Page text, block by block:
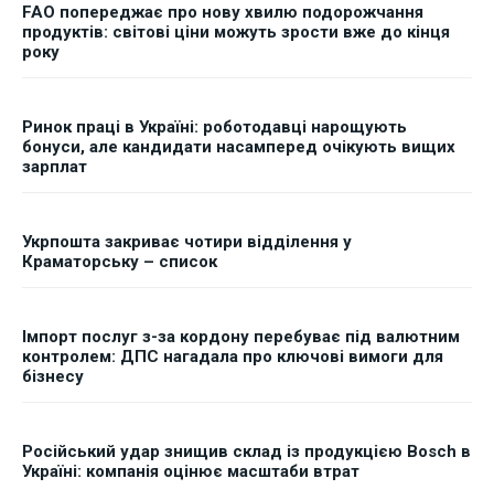
FAO попереджає про нову хвилю подорожчання
продуктів: світові ціни можуть зрости вже до кінця
року
Ринок праці в Україні: роботодавці нарощують
бонуси, але кандидати насамперед очікують вищих
зарплат
Укрпошта закриває чотири відділення у
Краматорську – список
Імпорт послуг з-за кордону перебуває під валютним
контролем: ДПС нагадала про ключові вимоги для
бізнесу
Російський удар знищив склад із продукцією Bosch в
Україні: компанія оцінює масштаби втрат